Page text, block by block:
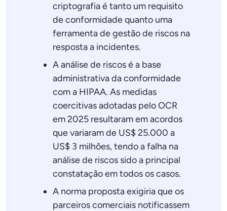
criptografia é tanto um requisito
de conformidade quanto uma
ferramenta de gestão de riscos na
resposta a incidentes.
A análise de riscos é a base
administrativa da conformidade
com a HIPAA. As medidas
coercitivas adotadas pelo OCR
em 2025 resultaram em acordos
que variaram de US$ 25.000 a
US$ 3 milhões, tendo a falha na
análise de riscos sido a principal
constatação em todos os casos.
A norma proposta exigiria que os
parceiros comerciais notificassem